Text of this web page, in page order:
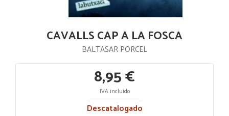
CAVALLS CAP A LA FOSCA
BALTASAR PORCEL
8,95 €
IVA incluido
Descatalogado